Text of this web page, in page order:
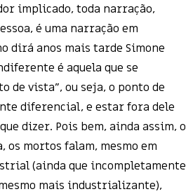
implicado, toda narração,
é uma narração em
dirá anos mais tarde Simone
é aquela que se
de vista”, ou seja, o ponto de
diferencial, e estar fora dele
dizer. Pois bem, ainda assim, o
os mortos falam, mesmo em
(ainda que incompletamente
mais industrializante),